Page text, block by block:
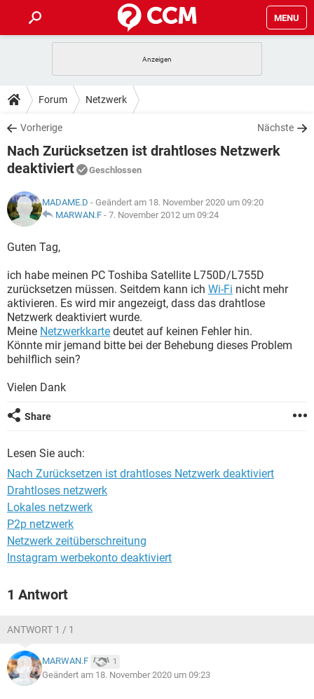
MENU
ANDROID
WINDOWS 10
WHATSAPP TIKTOK
FACEBOOK
TIPPS & TRICKS
SPIELE
WINDOWS 10
FACEBOOK HARDWARE
DOWNLOADS
SPIELE STREAMING
ANDROID
WINDOWS 10 INSTAGRAM
WHATSAPP
FACEBOOK
FORUM
ANDROID IOS
FACEBOOK HARDWARE
LEXIKON
SPIELE
ANDROID
WINDOWS 10 INSTAGRAM
WHATSAPP TIKTOK
FACEBOOK
Forum Netzwerk
Vorherige Nächste
Nach Zurücksetzen ist drahtloses Netzwerk
deaktiviert
Geschlossen
MADAME.D - Geändert am 18. November 2020 um 09:20
MARWAN.F - 7. November 2012 um 09:24
Guten Tag,
ich habe meinen PC Toshiba Satellite L750D/L755D
zurücksetzen müssen. Seitdem kann ich Wi-Fi nicht mehr
aktivieren. Es wird mir angezeigt, dass das drahtlose
Netzwerk deaktiviert wurde.
Meine Netzwerkkarte deutet auf keinen Fehler hin.
Könnte mir jemand bitte bei der Behebung dieses Problem
behilflich sein?
Vielen Dank
Share
Lesen Sie auch:
Nach Zurücksetzen ist drahtloses Netzwerk deaktiviert
Drahtloses netzwerk
Lokales netzwerk
P2p netzwerk
Netzwerk zeitüberschreitung
Instagram werbekonto deaktiviert
1 Antwort
ANTWORT 1 / 1
MARWAN.F 1
Geändert am 18. November 2020 um 09:23